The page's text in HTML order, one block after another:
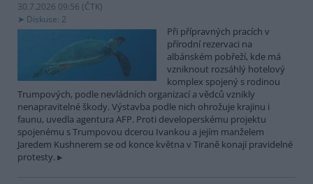
30.7.2026 09:56 (ČTK)
Diskuse: 2
Při přípravných pracích v
přírodní rezervaci na
albánském pobřeží, kde má
vzniknout rozsáhlý hotelový
komplex spojený s rodinou
Trumpových, podle nevládních organizací a vědců vznikly
nenapravitelné škody. Výstavba podle nich ohrožuje krajinu i
faunu, uvedla agentura AFP. Proti developerskému projektu
spojenému s Trumpovou dcerou Ivankou a jejím manželem
Jaredem Kushnerem se od konce května v Tiraně konají pravidelné
protesty.